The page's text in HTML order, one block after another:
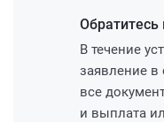
Обратитесь
В течение
заявление
все
и выплата